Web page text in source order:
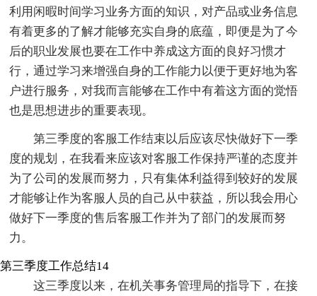
利用闲暇时间学习业务方面的知识，对产品或业务信息
有着更多的了解才能够充实自身的底蕴，即便是为了今
后的职业发展也要在工作中养成这方面的良好习惯才
行，通过学习来增强自身的工作能力以便于更好地为客
户进行服务，对我而言能够在工作中有着这方面的觉悟
也是思想进步的重要表现。
第三季度的客服工作结束以后应该尽快做好下一季
度的规划，在我看来应该对客服工作保持严谨的态度并
为了公司的发展而努力，只有集体利益得到较好的发展
才能够让作为客服人员的自己从中获益，所以我会用心
做好下一季度的售后客服工作并为了部门的发展而努
力。
第三季度工作总结14
这三季度以来，在机关事务管理局的指导下，在接